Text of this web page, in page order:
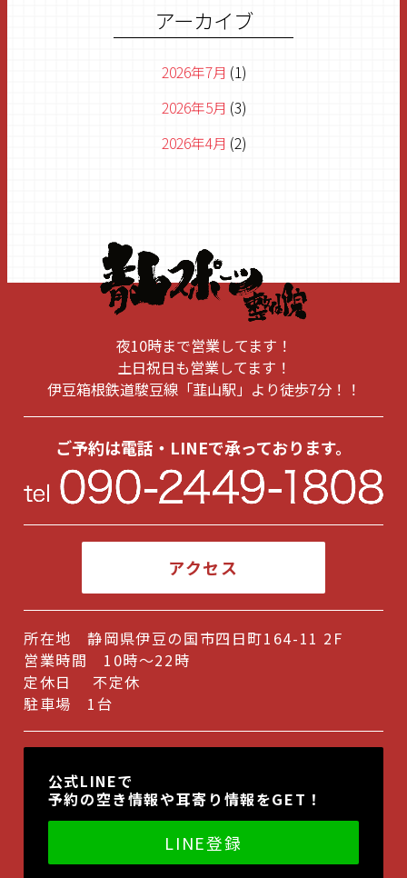
アーカイブ
2026年7月 (1)
2026年5月 (3)
2026年4月 (2)
2026年1月
2025年11月(1)
2025年6月(1)
2025年5月(1)
2024年12月(1)
2024年8月(1)
2024年6月(2)
2024年2月(1)
2023年10月(1)
2023年7月(1)
2023年4月(1)
夜10時まで営業してます！
土日祝日も営業してます！
伊豆箱根鉄道駿豆線「韮山駅」より徒歩7分！！
ご予約は電話・LINEで承っております。
アクセス
所在地 静岡県伊豆の国市四日町164-11 2F
営業時間 10時～22時
定休日 不定休
駐車場 1台
公式LINEで
予約の空き情報や耳寄り情報をGET！
LINE登録